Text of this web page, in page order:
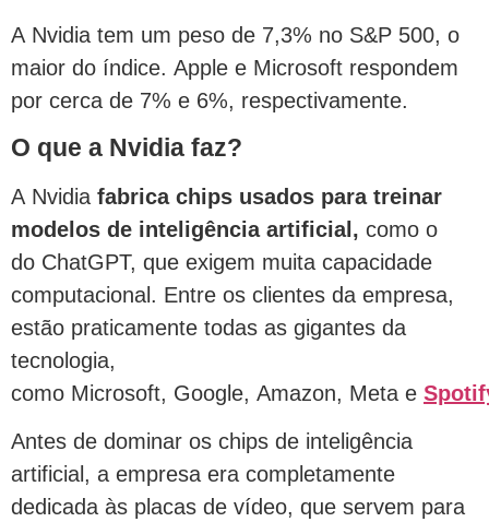
A Nvidia tem um peso de 7,3% no S&P 500, o
maior do índice. Apple e Microsoft respondem
por cerca de 7% e 6%, respectivamente.
O que a Nvidia faz?
A Nvidia fabrica chips usados para treinar
modelos de inteligência artificial, como o
do ChatGPT, que exigem muita capacidade
computacional. Entre os clientes da empresa,
estão praticamente todas as gigantes da
tecnologia,
como Microsoft, Google, Amazon, Meta e
Antes de dominar os chips de inteligência
artificial, a empresa era completamente
dedicada às placas de vídeo, que servem para